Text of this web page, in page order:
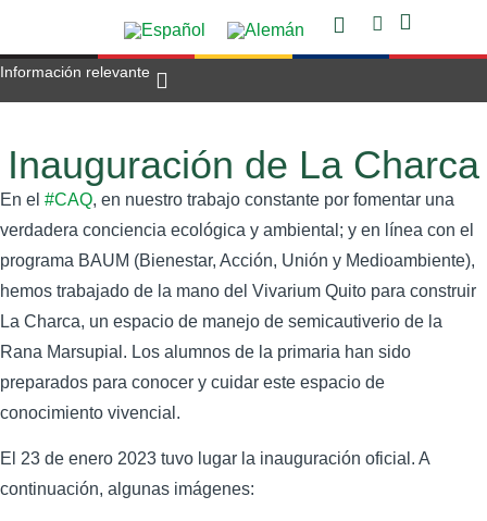
Información relevante
Inauguración de La Charca
En el #CAQ, en nuestro trabajo constante por fomentar una
verdadera conciencia ecológica y ambiental; y en línea con el
programa BAUM (Bienestar, Acción, Unión y Medioambiente),
hemos trabajado de la mano del Vivarium Quito para construir
La Charca, un espacio de manejo de semicautiverio de la
Rana Marsupial. Los alumnos de la primaria han sido
preparados para conocer y cuidar este espacio de
conocimiento vivencial.
El 23 de enero 2023 tuvo lugar la inauguración oficial. A
continuación, algunas imágenes: